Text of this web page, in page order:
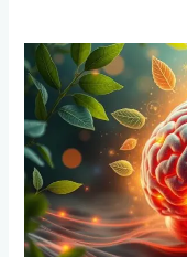
Cómo
Proteger
tu
Sistema
Nervioso
del
Envejecimiento